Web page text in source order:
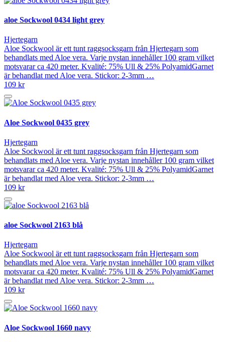
aloe Sockwool 0434 light grey
Hjertegarn
Aloe Sockwool är ett tunt raggsocksgarn från Hjertegarn som
behandlats med Aloe vera. Varje nystan innehåller 100 gram vilket
motsvarar ca 420 meter. Kvalité: 75% Ull & 25% PolyamidGarnet
är behandlat med Aloe vera. Stickor: 2-3mm …
109 kr
Aloe Sockwool 0435 grey
Hjertegarn
Aloe Sockwool är ett tunt raggsocksgarn från Hjertegarn som
behandlats med Aloe vera. Varje nystan innehåller 100 gram vilket
motsvarar ca 420 meter. Kvalité: 75% Ull & 25% PolyamidGarnet
är behandlat med Aloe vera. Stickor: 2-3mm …
109 kr
aloe Sockwool 2163 blå
Hjertegarn
Aloe Sockwool är ett tunt raggsocksgarn från Hjertegarn som
behandlats med Aloe vera. Varje nystan innehåller 100 gram vilket
motsvarar ca 420 meter. Kvalité: 75% Ull & 25% PolyamidGarnet
är behandlat med Aloe vera. Stickor: 2-3mm …
109 kr
Aloe Sockwool 1660 navy